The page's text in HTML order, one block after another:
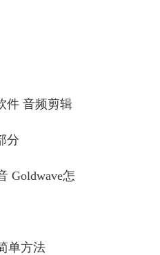
件 音频剪辑
分
Goldwave怎
单方法